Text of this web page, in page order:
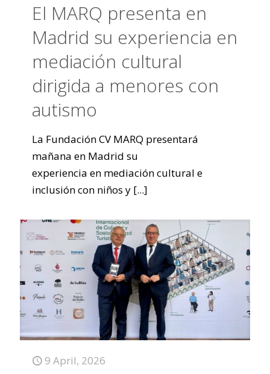
El MARQ presenta en
Madrid su experiencia en
mediación cultural
dirigida a menores con
autismo
La Fundación CV MARQ presentará
mañana en Madrid su
experiencia en mediación cultural e
inclusión con niños y [...]
9 April, 2026